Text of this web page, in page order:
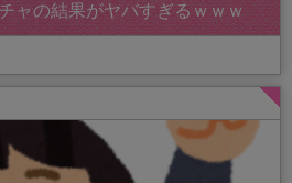
ャの結果がヤバすぎるｗｗｗ